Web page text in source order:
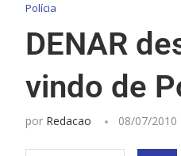
Polícia
DENAR
vindo de
por Redacao 08/07/2010